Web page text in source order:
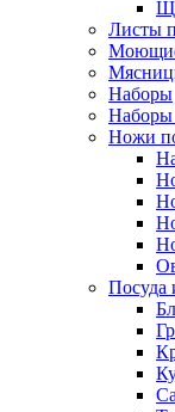
Листы
Моющие
Наборы
Наборы
Ножи
Посуда